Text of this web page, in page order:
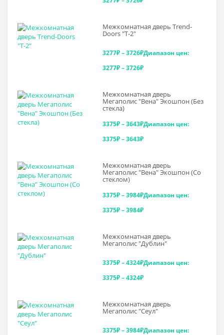
Межкомнатная дверь Trend-
Doоrs "Т-2"
3277₽–3726₽Диапазон цен:
3277₽ – 3726₽
Межкомнатная дверь
Мегаполис "Вена" Экошпон (Без
стекла)
3375₽–3643₽Диапазон цен:
3375₽ – 3643₽
Межкомнатная дверь
Мегаполис "Вена" Экошпон (Со
стеклом)
3375₽–3984₽Диапазон цен:
3375₽ – 3984₽
Межкомнатная дверь
Мегаполис "Дублин"
3375₽–4324₽Диапазон цен:
3375₽ – 4324₽
Межкомнатная дверь
Мегаполис "Сеул"
3375₽–3984₽Диапазон цен: